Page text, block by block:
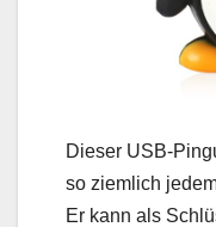
Dieser USB-
so ziemlich
Er kann als